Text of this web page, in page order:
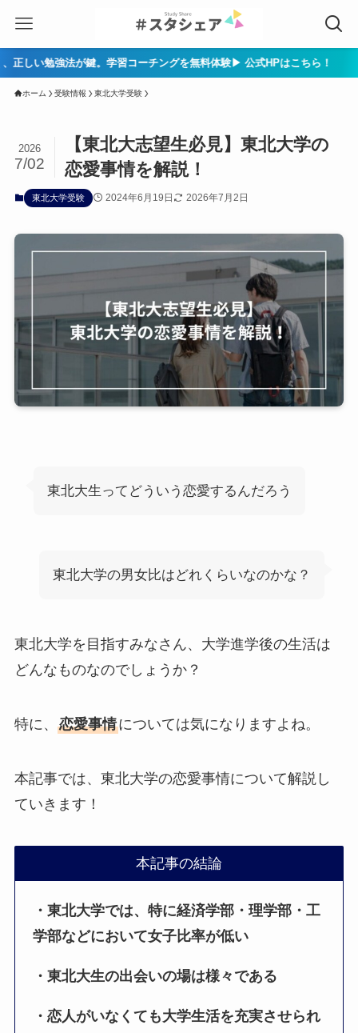
ホーム 受験情報 東北大学受験
【東北大志望生必見】東北大学の
恋愛事情を解説！
2026
7/02
東北大学受験 2024年6月19日 2026年7月2日
東北大生ってどういう恋愛するんだろう
東北大学の男女比はどれくらいなのかな？
東北大学を目指すみなさん、大学進学後の生活は
どんなものなのでしょうか？
特に、 恋愛事情については気になりますよね。
本記事では、東北大学の恋愛事情について解説し
ていきます！
本記事の結論
・東北大学では、特に経済学部・理学部・工
学部などにおいて女子比率が低い
・東北大生の出会いの場は様々である
・恋人がいなくても大学生活を充実させられ